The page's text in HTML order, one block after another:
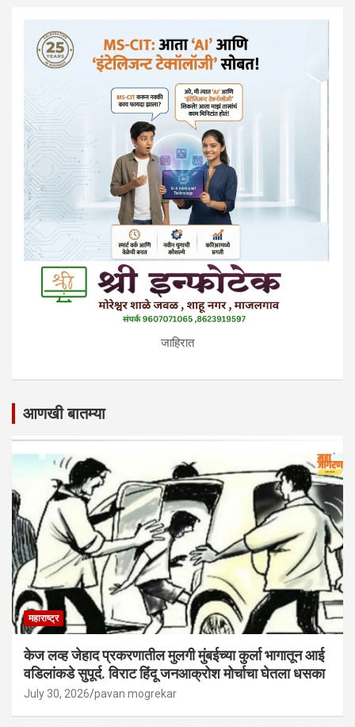
जाहिरात
आणखी बातम्या
महाराष्ट्र
केज लव्ह जेहाद प्रकरणातील मुलगी मुंबईच्या कुर्ला भागातून आई
वडिलांकडे सुपूर्द. विराट हिंदू जनआक्रोश मोर्चाचा घेतला धसका
July 30, 2026 pavan mogrekar